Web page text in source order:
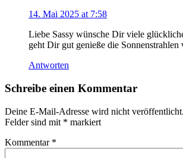
14. Mai 2025 at 7:58
Liebe Sassy wünsche Dir viele
geht Dir gut genieße die Sonnenstrahlen
Antworten
Schreibe einen Kommentar
Deine E-Mail-Adresse wird nicht veröffentlicht.
Felder sind mit * markiert
Kommentar *